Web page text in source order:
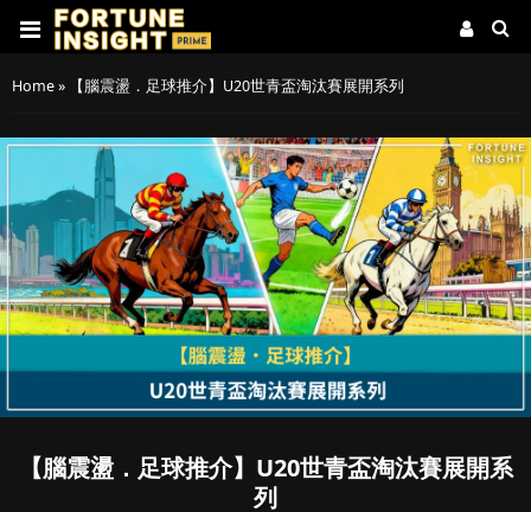
Home» 【腦震盪．足球推介】U20世青盃淘汰賽展開系列
【腦震盪．足球推介】U20世青盃淘汰賽展開系
列